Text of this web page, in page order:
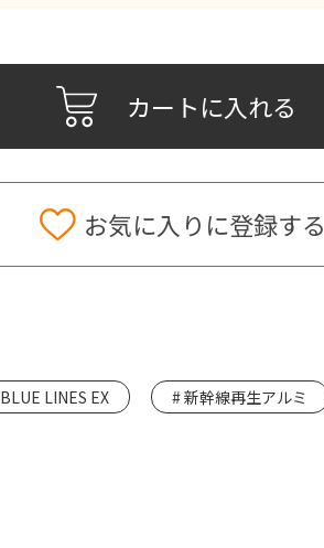
カートに入れる
お気に入りに登録する
BLUE LINES EX 新幹線再生アルミ